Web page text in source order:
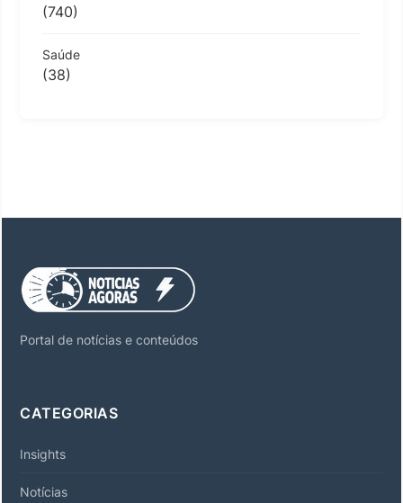
(740)
Saúde
(38)
Portal de notícias e conteúdos
CATEGORIAS
Insights
Notícias